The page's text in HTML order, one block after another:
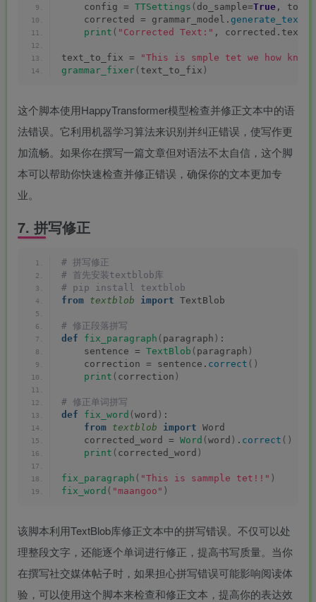
    config =
TTSettings ( do_sample=True ,
    corrected = grammar_model.
generate_text
print ( "Corrected Text:" , corrected.text
text_to_fix =
"This is smple tet we how
grammar_fixer ( text_to_fix )
这个脚本使用HappyTransformer模型检查并修正文本中的语
法错误。它利用机器学习算法来识别并纠正错误，使写作更
加流畅。如果你在撰写一篇文章但对语法不太自信，这个脚
本可以帮助你快速检查并修正错误，确保你的文本更加专
业。
7. 拼写修正
# 拼写修正
# 首先安装textblob库
# pip install textblob
from textblob import TextBlob
# 修正段落拼写
def
fix_paragraph ( paragraph ) :
    sentence =
TextBlob ( paragraph )
    correction = sentence.
correct ()
print ( correction )
# 修正单词拼写
def
fix_word ( word ) :
from textblob import Word
    corrected_word =
Word ( word ) . correct ()
print ( corrected_word )
fix_paragraph ( "This is sammple tet!!" )
fix_word ( "maangoo" )
该脚本利用TextBlob库修正文本中的拼写错误。不仅可以处
理整段文字，还能逐个单词进行修正，提高书写质量。当你
在撰写社交媒体帖子时，如果担心拼写错误可能影响阅读体
验，可以使用这个脚本来检查和修正文本，提高你的表达效